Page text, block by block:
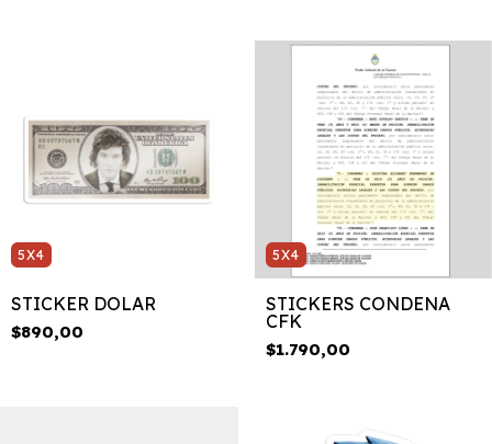
5X4
STICKER DOLAR
$890,00
5X4
STICKERS CONDENA
CFK
$1.790,00